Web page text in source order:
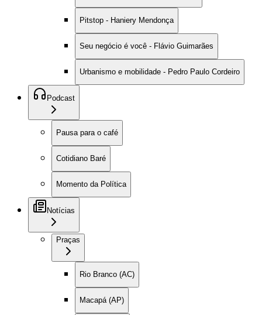
Pitstop - Haniery Mendonça
Seu negócio é você - Flávio Guimarães
Urbanismo e mobilidade - Pedro Paulo Cordeiro
Podcast
Pausa para o café
Cotidiano Baré
Momento da Política
Notícias
Praças
Rio Branco (AC)
Macapá (AP)